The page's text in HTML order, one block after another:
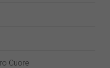
Cuore